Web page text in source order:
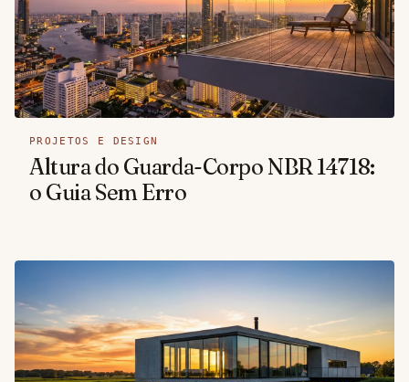
PROJETOS E DESIGN
Altura do Guarda-Corpo NBR 14718:
o Guia Sem Erro